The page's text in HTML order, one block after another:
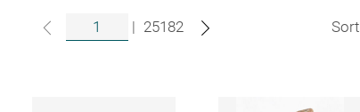
| 25182